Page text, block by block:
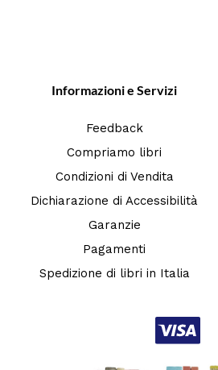
Informazioni e Servizi
Feedback
Compriamo libri
Condizioni di Vendita
Dichiarazione di Accessibilità
Garanzie
Pagamenti
Spedizione di libri in Italia